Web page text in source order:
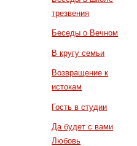
трезвения
Беседы о Вечном
В кругу семьи
Возвращение к
истокам
Гость в студии
Да будет с вами
Любовь